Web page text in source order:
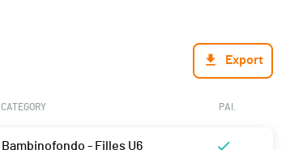
Export
CATEGORY PAI.
Bambinofondo - Filles U6